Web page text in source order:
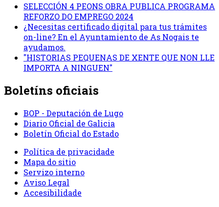
SELECCIÓN 4 PEONS OBRA PUBLICA PROGRAMA
REFORZO DO EMPREGO 2024
¿Necesitas certificado digital para tus trámites
on-line? En el Ayuntamiento de As Nogais te
ayudamos.
"HISTORIAS PEQUENAS DE XENTE QUE NON LLE
IMPORTA A NINGUEN"
Boletíns oficiais
BOP - Deputación de Lugo
Diario Oficial de Galicia
Boletín Oficial do Estado
Política de privacidade
Mapa do sitio
Servizo interno
Aviso Legal
Accesibilidade